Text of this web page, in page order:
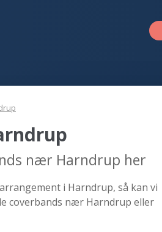
nær Harndrup her
i Harndrup, så kan vi
coverbands nær Harndrup eller